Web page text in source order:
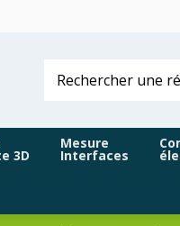
3D
Mesure
Interfaces